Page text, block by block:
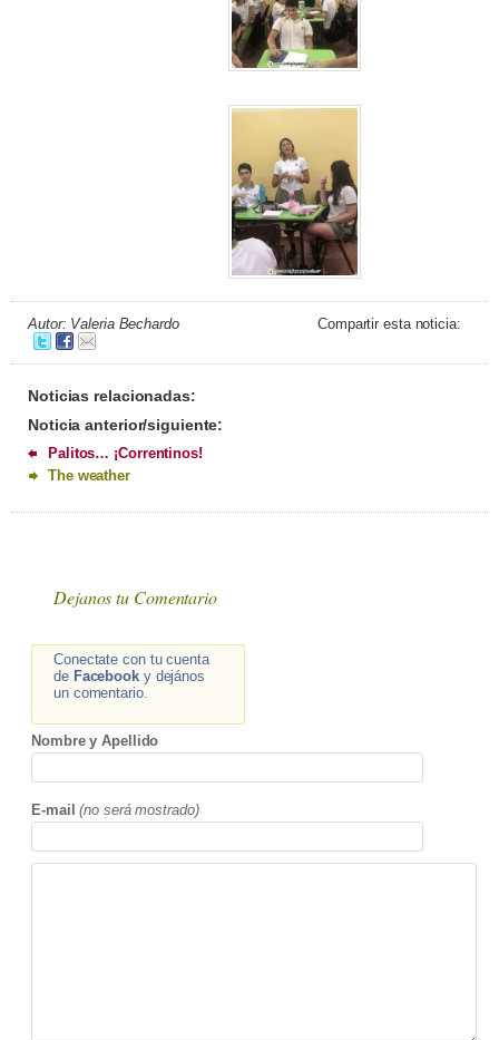
Autor: Valeria Bechardo Compartir esta noticia:
Noticias relacionadas:
Noticia anterior/siguiente:
Palitos… ¡Correntinos!
The weather
Dejanos tu Comentario
Conectate con tu cuenta
de Facebooky dejános
un comentario.
Nombre y Apellido
E-mail (no será mostrado)